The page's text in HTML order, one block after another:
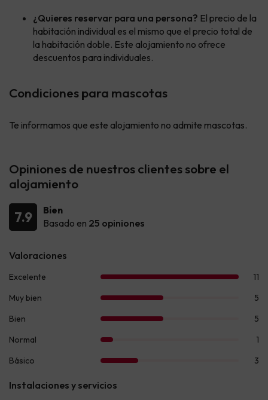
¿Quieres reservar para una persona? El precio de la
habitación individual es el mismo que el precio total de
la habitación doble. Este alojamiento no ofrece
descuentos para individuales.
Condiciones para mascotas
Te informamos que este alojamiento no admite mascotas.
Opiniones de nuestros clientes sobre el
alojamiento
7.9
Bien
Basado en 25 opiniones